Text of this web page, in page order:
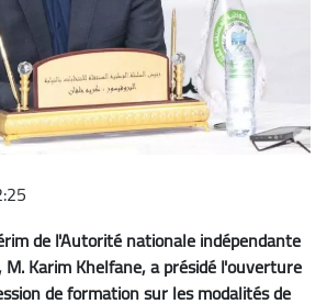
de l'Autorité nationale indépendante
M. Karim Khelfane, a présidé l'ouverture
de formation sur les modalités de